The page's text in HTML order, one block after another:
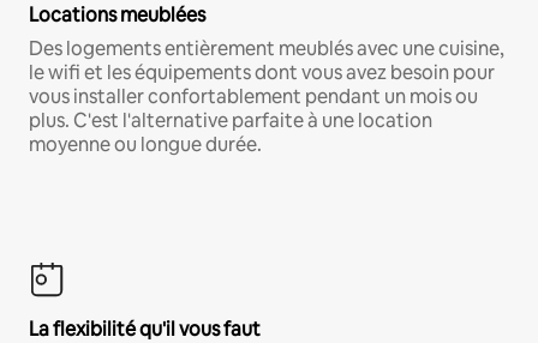
Locations meublées
Des logements entièrement meublés avec une cuisine,
le wifi et les équipements dont vous avez besoin pour
vous installer confortablement pendant un mois ou
plus. C'est l'alternative parfaite à une location
moyenne ou longue durée.
La flexibilité qu'il vous faut